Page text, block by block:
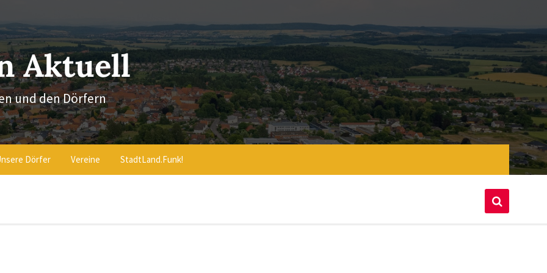
Aktuell
und den Dörfern
Dörfer Vereine
StadtLand.Funk!